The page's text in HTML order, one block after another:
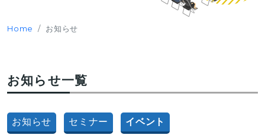
Home お知らせ
お知らせ一覧
お知らせ セミナー イベント